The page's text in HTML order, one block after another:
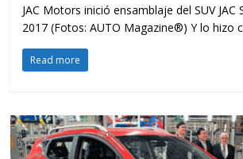
JAC Motors inició ensamblaje del SUV JAC
2017 (Fotos: AUTO Magazine®) Y lo hizo
Read more